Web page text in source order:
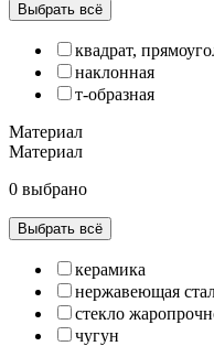
Выбрать всё
квадрат,
наклонная
т-образная
Материал
Материал
0 выбрано
Выбрать всё
керамика
нержавеющая
стекло
чугун